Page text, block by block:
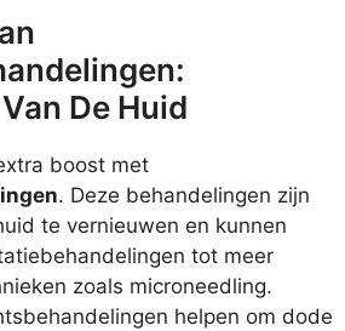
De Huid
boost met
. Deze behandelingen zijn
te vernieuwen en kunnen
tot meer
zoals microneedling.
helpen om dode